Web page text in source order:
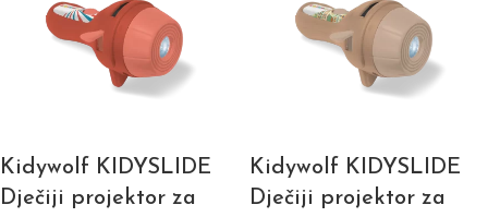
Kidywolf KIDYSLIDE
Dječiji projektor za
Kidywolf KIDYSLIDE
Dječiji projektor za